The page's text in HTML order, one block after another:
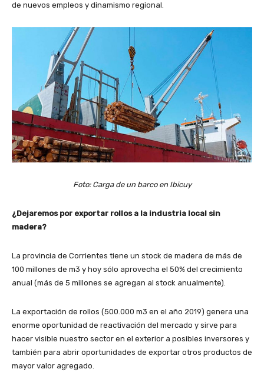
de nuevos empleos y dinamismo regional.
Foto: Carga de un barco en Ibicuy
¿Dejaremos por exportar rollos a la industria local sin
madera?
La provincia de Corrientes tiene un stock de madera de más de
100 millones de m3 y hoy sólo aprovecha el 50% del crecimiento
anual (más de 5 millones se agregan al stock anualmente).
La exportación de rollos (500.000 m3 en el año 2019) genera una
enorme oportunidad de reactivación del mercado y sirve para
hacer visible nuestro sector en el exterior a posibles inversores y
también para abrir oportunidades de exportar otros productos de
mayor valor agregado.